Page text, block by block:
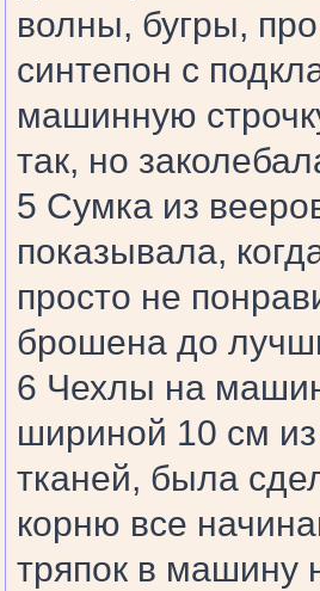
волны, бугры,
синтепон с
машинную
так, но
5 Сумка из
показывала,
просто не
брошена до
6 Чехлы на
шириной 10 см
тканей, была
корню все
тряпок в машину